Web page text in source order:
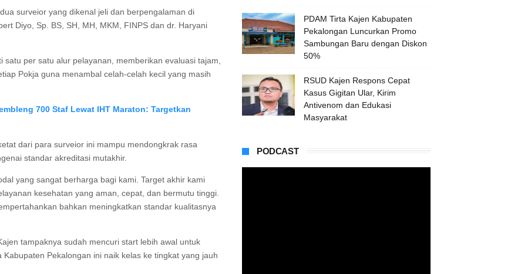
surveior yang dikenal jeli dan berpengalaman di
Diyo, Sp. BS, SH, MH, MKM, FINPS dan dr. Haryani
per satu alur pelayanan, memberikan evaluasi tajam,
Pokja guna menambal celah-celah kecil yang masih
700 Staf Lewat IHT Maraton: Targetkan
dari para surveior ini mampu mendongkrak rasa
standar akreditasi mutakhir.
yang sangat berharga bagi kami. Target akhir kami
kesehatan yang aman, cepat, dan bermutu tinggi.
bahkan meningkatkan standar kualitasnya
tampaknya sudah mencuri start lebih awal untuk
Pekalongan ini naik kelas ke tingkat yang jauh
PDAM Tirta Kajen Kabupaten
Pekalongan Luncurkan Promo
Sambungan Baru dengan Diskon
50%
RSUD Kajen Respons Cepat
Kasus Gigitan Ular, Kirim
Antivenom dan Edukasi
Masyarakat
PODCAST